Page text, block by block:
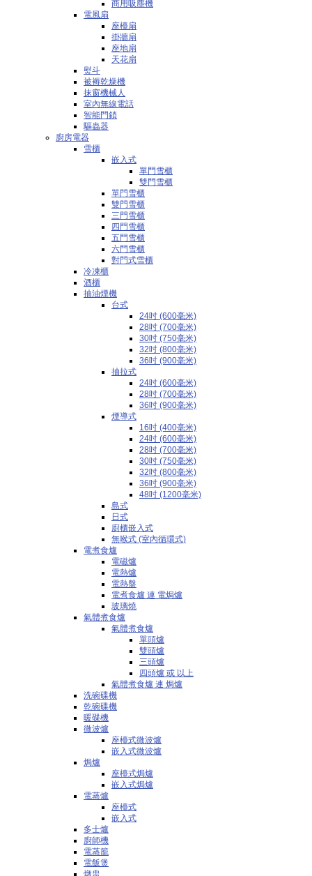
商用吸塵機
電風扇
座檯扇
掛牆扇
座地扇
天花扇
熨斗
被褥乾燥機
抹窗機械人
室內無線電話
智能門鎖
驅蟲器
廚房電器
雪櫃
嵌入式
單門雪櫃
雙門雪櫃
單門雪櫃
雙門雪櫃
三門雪櫃
四門雪櫃
五門雪櫃
六門雪櫃
對門式雪櫃
冷凍櫃
酒櫃
抽油煙機
台式
24吋 (600毫米)
28吋 (700毫米)
30吋 (750毫米)
32吋 (800毫米)
36吋 (900毫米)
抽拉式
24吋 (600毫米)
28吋 (700毫米)
36吋 (900毫米)
煙導式
16吋 (400毫米)
24吋 (600毫米)
28吋 (700毫米)
30吋 (750毫米)
32吋 (800毫米)
36吋 (900毫米)
48吋 (1200毫米)
島式
日式
廚櫃嵌入式
無喉式 (室內循環式)
電煮食爐
電磁爐
電熱爐
電熱盤
電煮食爐 連 電焗爐
玻璃燒
氣體煮食爐
氣體煮食爐
單頭爐
雙頭爐
三頭爐
四頭爐 或 以上
氣體煮食爐 連 焗爐
洗碗碟機
乾碗碟機
暖碟機
微波爐
座檯式微波爐
嵌入式微波爐
焗爐
座檯式焗爐
嵌入式焗爐
電蒸爐
座檯式
嵌入式
多士爐
廚師機
電蒸籠
電飯煲
燉盅